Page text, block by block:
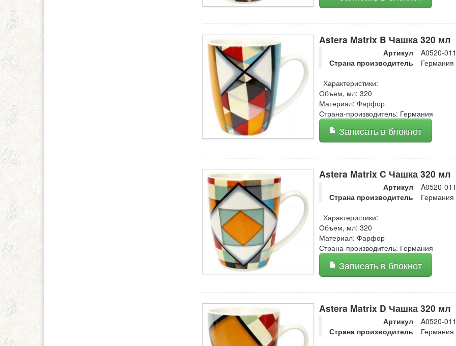
Astera Matrix B Чашка 320 мл
Артикул
A0520-
Страна производитель
Германия
Характеристики:
Объем, мл: 320
Материал: Фарфор
Страна-производитель: Германия
Записать в блокнот
Astera Matrix C Чашка 320 мл
Артикул
A0520-
Страна производитель
Германия
Характеристики:
Объем, мл: 320
Материал: Фарфор
Страна-производитель: Германия
Записать в блокнот
Astera Matrix D Чашка 320 мл
Артикул
A0520-
Страна производитель
Германия